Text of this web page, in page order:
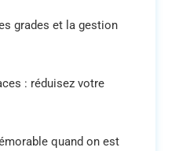
grades et la gestion
: réduisez votre
quand on est